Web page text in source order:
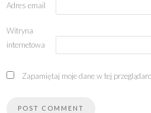
Adres email
Witryna
internetowa
Zapamiętaj moje dane w tej